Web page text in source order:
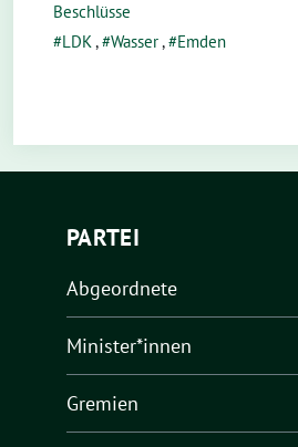
Beschlüsse
LDK, Wasser, Emden
PARTEI
Abgeordnete
Minister*innen
Gremien